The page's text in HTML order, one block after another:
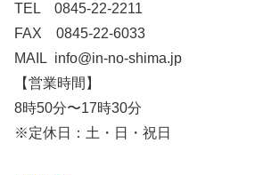
TEL 0845-22-2211
FAX 0845-22-6033
MAIL info@in-no-shima.jp
【営業時間】
8時50分〜17時30分
※定休日：土・日・祝日